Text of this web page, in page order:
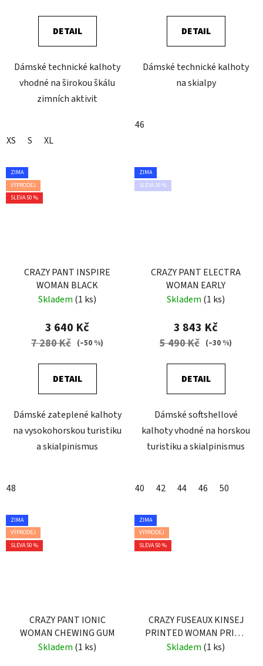
DETAIL
Dámské technické kalhoty
vhodné na širokou škálu
zimních aktivit
XS S XL
DETAIL
Dámské technické kalhoty
na skialpy
46
ZIMA
VÝPRODEJ
SLEVA 50 %
CRAZY PANT INSPIRE
WOMAN BLACK
Skladem (1 ks)
3 640 Kč
7 280 Kč (–50 %)
DETAIL
Dámské zateplené kalhoty
na vysokohorskou turistiku
a skialpinismus
48
ZIMA
SLEVA 30 %
CRAZY PANT ELECTRA
WOMAN EARLY
Skladem (1 ks)
3 843 Kč
5 490 Kč (–30 %)
DETAIL
Dámské softshellové
kalhoty vhodné na horskou
turistiku a skialpinismus
40 42 44 46 50
ZIMA
VÝPRODEJ
SLEVA 50 %
CRAZY PANT IONIC
WOMAN CHEWING GUM
Skladem (1 ks)
ZIMA
VÝPRODEJ
SLEVA 50 %
CRAZY FUSEAUX KINSEJ
PRINTED WOMAN PRINT
DARK JEANS
Skladem (1 ks)